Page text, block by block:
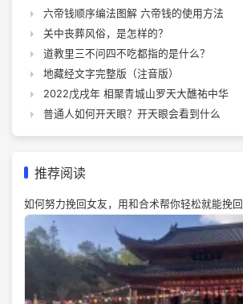
六帝钱顺序编法图解 六帝钱的使用方法
关中丧葬风俗，是怎样的？
道教里三不问四不吃都指的是什么？
地藏经文字完整版（注音版）
2022戊戌年 相聚青城山罗天大醮祐中华
普通人如何开天眼？开天眼会看到什么
推荐阅读
如何努力挽回女友，用和合术帮你轻松就能挽回